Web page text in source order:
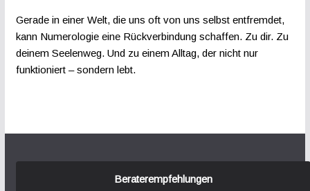
Gerade in einer Welt, die uns oft von uns selbst entfremdet,
kann Numerologie eine Rückverbindung schaffen. Zu dir. Zu
deinem Seelenweg. Und zu einem Alltag, der nicht nur
funktioniert – sondern lebt.
Beraterempfehlungen